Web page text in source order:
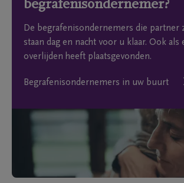
begrafenisondernemer?
De begrafenisondernemers die partner
staan dag en nacht voor u klaar. Ook als
overlijden heeft plaatsgevonden.
Begrafenisondernemers in uw buurt